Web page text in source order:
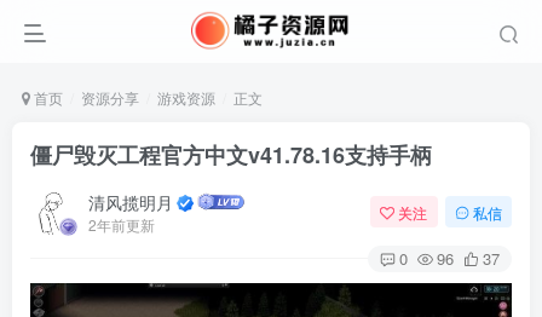
首页 资源分享 游戏资源 正文
僵尸毁灭工程官方中文v41.78.16支持手柄
清风揽明月
2年前更新
关注 私信
0 96 37